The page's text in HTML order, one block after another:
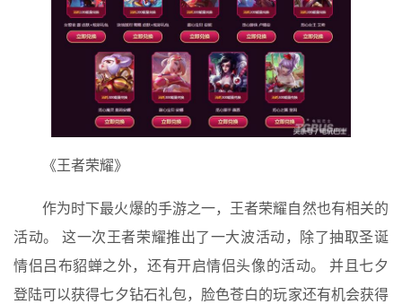
《王者荣耀》
作为时下最火爆的手游之一，王者荣耀自然也有相关的
活动。 这一次王者荣耀推出了一大波活动，除了抽取圣诞
情侣吕布貂蝉之外，还有开启情侣头像的活动。 并且七夕
登陆可以获得七夕钻石礼包，脸色苍白的玩家还有机会获得